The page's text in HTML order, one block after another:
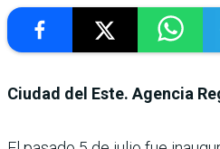
Ciudad del Este. Agencia